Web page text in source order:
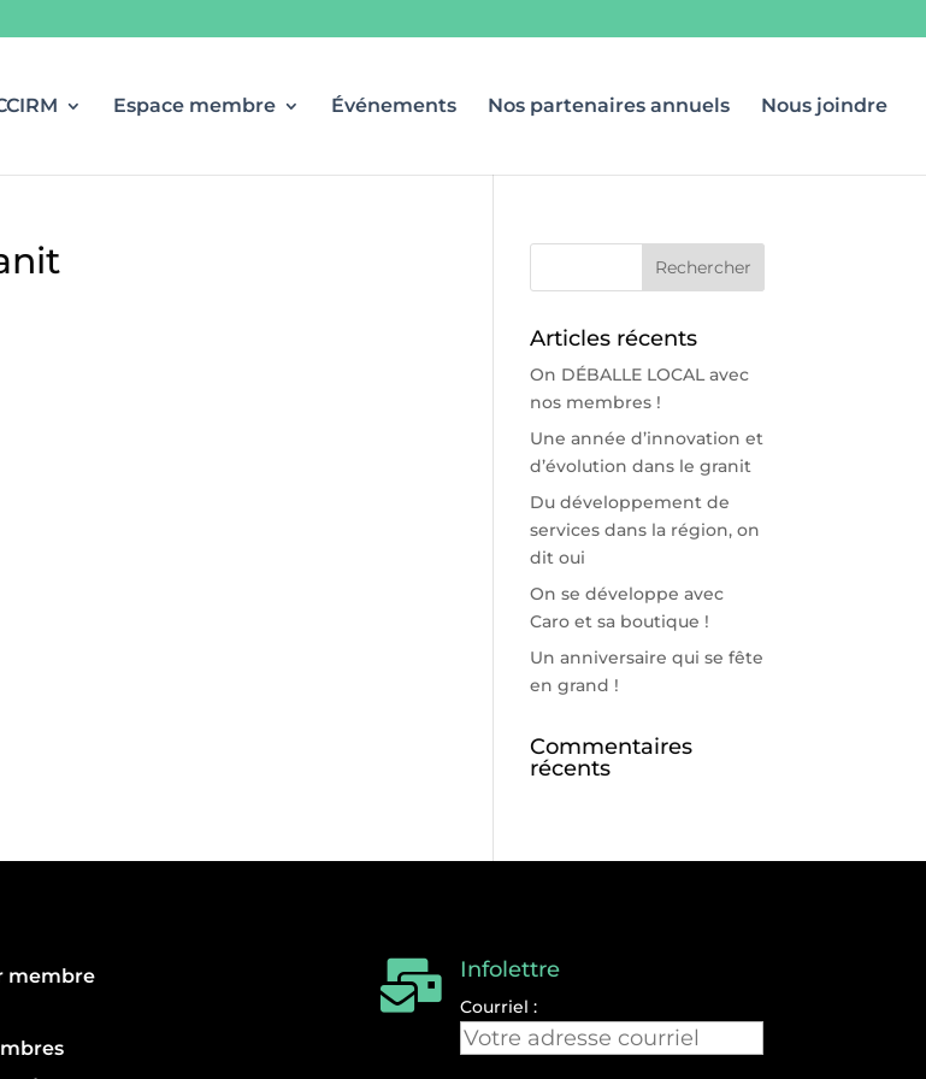
Espace membre Événements Nos partenaires annuels Nous joindre
Articles récents
On DÉBALLE LOCAL avec
nos membres !
Une année d’innovation et
d’évolution dans le granit
Du développement de
services dans la région, on
dit oui
On se développe avec
Caro et sa boutique !
Un anniversaire qui se fête
en grand !
Commentaires
récents
membre
 Infolettre
Courriel :